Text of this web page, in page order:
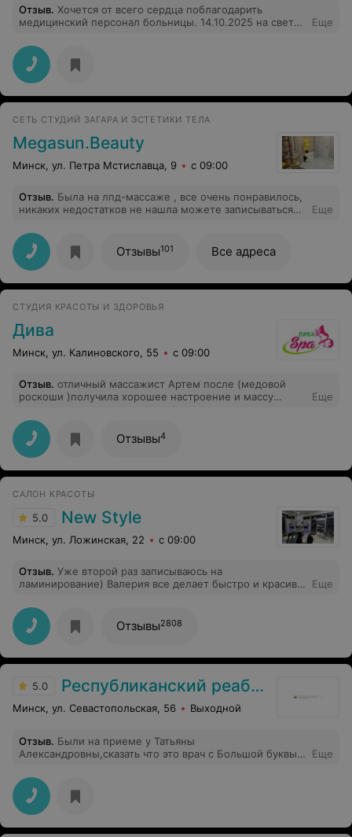
Отзыв. Хочется от всего сердца поблагодарить
медицинский персонал больницы. 14.10.2025 на свет
первую очередь врачу акушеру гинекологу,
заведующей отделения патологии Савенок Инне
Александровне, такого человечного и
профессионального доктора попробуй найди. Мне
было так спокойно в операционной, как будто бы это
обстановку создали вокруг потрясающую, врач,
анастезиолог, акушер и весь персонал. Знаю в этот
день была огромная нагрузка на врачей, но никакой
спешки и суеты, все спокойно и размеренно. Если
можно премировать команду врачей и Инну
мои вторые роды и вторая операция кс и мне есть с
чем сравнить. Спасибо огромное за все !!!
Еще
СЕТЬ СТУДИЙ ЗАГАРА И ЭСТЕТИКИ ТЕЛА
Megasun.Beauty
Минск, ул. Петра Мстиславца, 9 с 09:00
Отзыв. Была на лпд-массаже , все очень понравилось,
никаких недостатков не нашла можете записываться
Еще
Отзывы101 Все адреса
СТУДИЯ КРАСОТЫ И ЗДОРОВЬЯ
Дива
Минск, ул. Калиновского, 55 с 09:00
Отзыв. отличный массажист Артем после (медовой
роскоши )получила хорошее настроение и массу
Еще
Отзывы4
САЛОН КРАСОТЫ
5.0 New Style
Минск, ул. Ложинская, 22 с 09:00
Отзыв. Уже второй раз записываюсь на
ламинирование) Валерия все делает быстро и красиво,
Еще
Отзывы2808
5.0 Республиканский реабилитационный центр для детей-инвалидов
Минск, ул. Севастопольская, 56 Выходной
Отзыв. Были на приеме у Татьяны
Александровны,сказать что это врач с Большой буквы-
Разложила все по полочкам и дала рекомендаци по
нашему дальнейшему лечению. Теперь только к Вам!!!
Еще